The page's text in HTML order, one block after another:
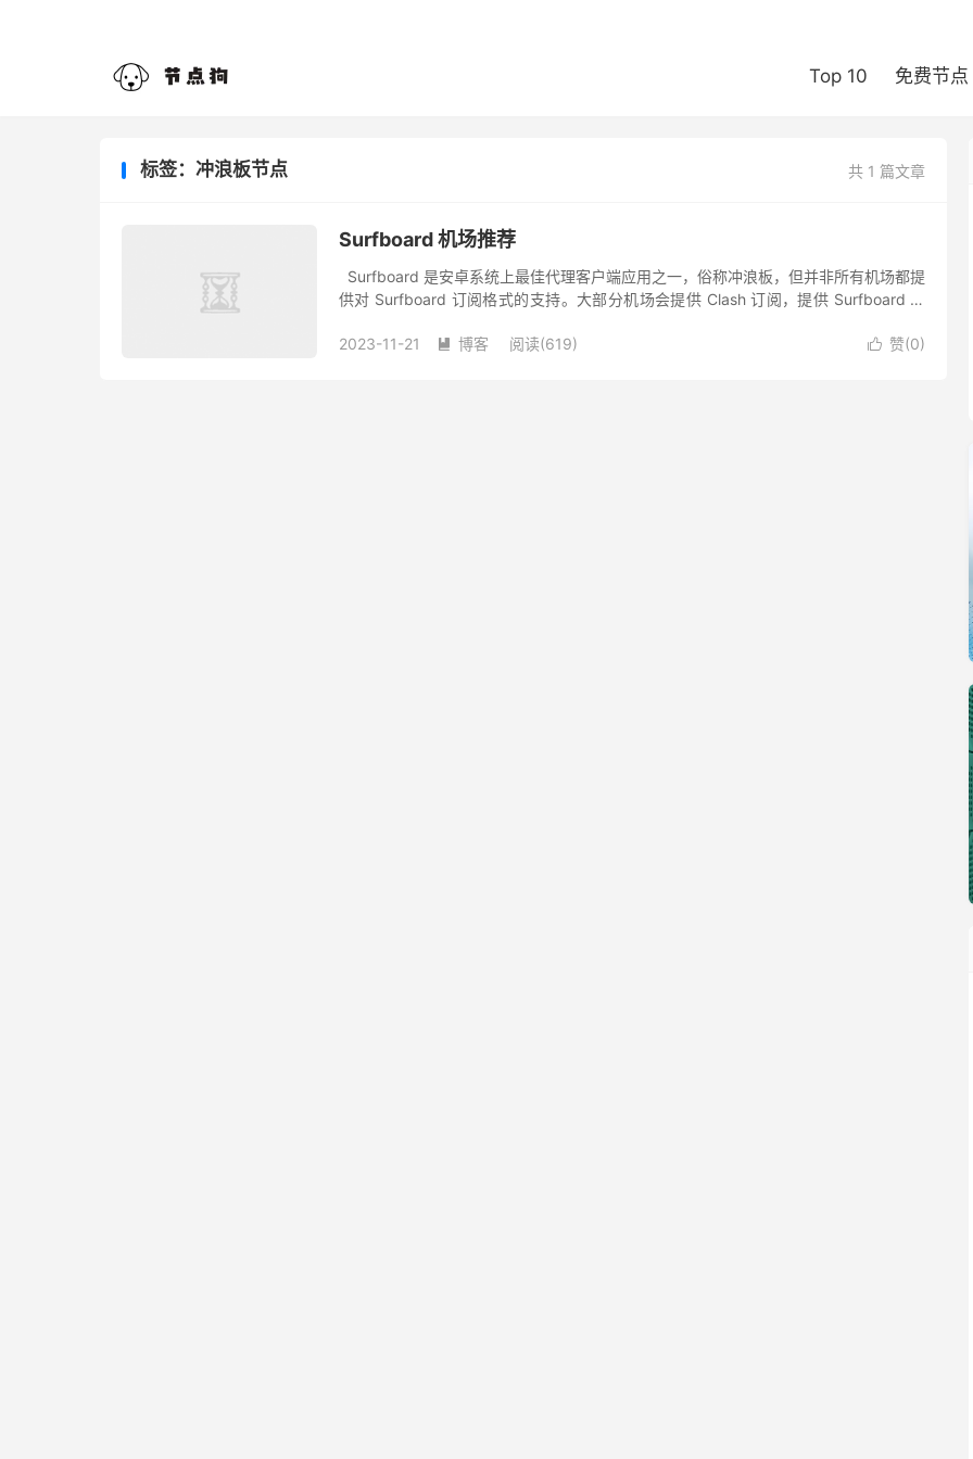
Top 10 免费节点
共 1 篇文章
标签：冲浪板节点
Surfboard 机场推荐
Surfboard 是安卓系统上最佳代理客户端应用之一，俗称冲浪板，但并非所有机场都提
供对 Surfboard 订阅格式的支持。大部分机场会提供 Clash 订阅，提供 Surfboard 订
 赞(0)
2023-11-21  博客 阅读(619)